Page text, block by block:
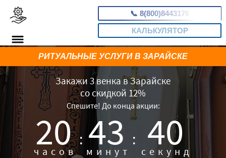
📞 8(800)8443176
КАЛЬКУЛЯТОР
Закажи 3 венка в Зарайске
со скидкой 12%
Спешите! До конца акции:
20 :
часов 43 :
минут 39
секунд
РИТУАЛЬНЫЕ УСЛУГИ В ЗАРАЙСКЕ